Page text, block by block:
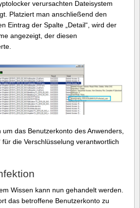
verursachten Dateisystem
Platziert man anschließend den
Eintrag der Spalte „Detail“, wird der
angezeigt, der diesen
um das Benutzerkonto des Anwenders,
für die Verschlüsselung verantwortlich
Wissen kann nun gehandelt werden.
das betroffene Benutzerkonto zu